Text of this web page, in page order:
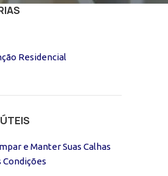
Residencial
e Manter Suas Calhas
Condições